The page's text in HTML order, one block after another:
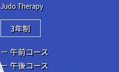
Judo Therapy
3年制
－ 午前コース
－ 午後コース